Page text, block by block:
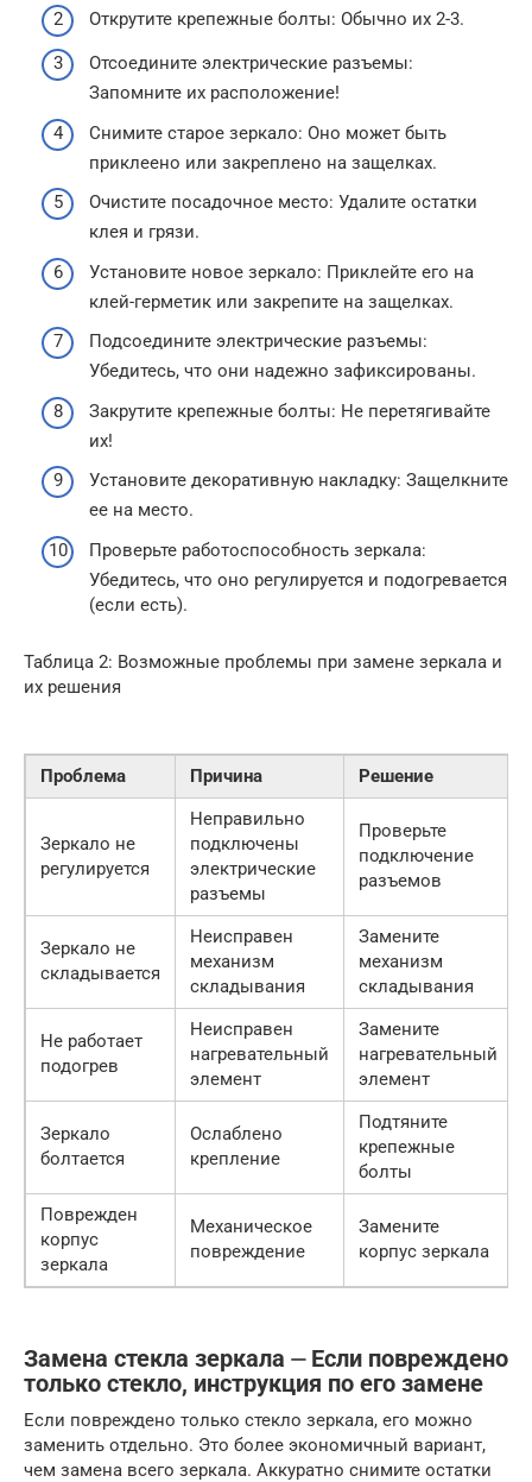
Открутите крепежные болты: Обычно их 2-3.
Отсоедините электрические разъемы:
Запомните их расположение!
Снимите старое зеркало: Оно может быть
приклеено или закреплено на защелках.
Очистите посадочное место: Удалите остатки
клея и грязи.
Установите новое зеркало: Приклейте его на
клей-герметик или закрепите на защелках.
Подсоедините электрические разъемы:
Убедитесь, что они надежно зафиксированы.
Закрутите крепежные болты: Не перетягивайте
их!
Установите декоративную накладку: Защелкните
ее на место.
Проверьте работоспособность зеркала:
Убедитесь, что оно регулируется и подогревается
(если есть).
Таблица 2: Возможные проблемы при замене зеркала и
их решения
Проблема Причина Решение
Зеркало не
регулируется
Неправильно
подключены
электрические
разъемы
Проверьте
подключение
разъемов
Зеркало не
складывается
Неисправен
механизм
складывания
Замените
механизм
складывания
Не работает
подогрев
Неисправен
нагревательный
элемент
Замените
нагревательный
элемент
Зеркало
болтается
Ослаблено
крепление
Подтяните
крепежные
болты
Поврежден
корпус
зеркала
Механическое
повреждение
Замените
корпус зеркала
Замена стекла зеркала ⏤ Если повреждено
только стекло, инструкция по его замене
Если повреждено только стекло зеркала, его можно
заменить отдельно. Это более экономичный вариант,
чем замена всего зеркала. Аккуратно снимите остатки